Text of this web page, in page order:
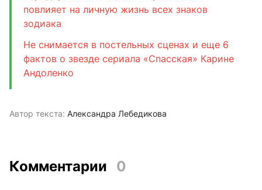
повлияет на личную жизнь всех знаков
зодиака
Не снимается в постельных сценах и еще 6
фактов о звезде сериала «Спасская» Карине
Андоленко
Автор текста: Александра Лебедикова
Комментарии 0